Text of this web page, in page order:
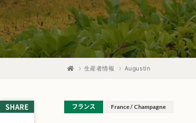
生産者情報 Augustin
SHARE フランス France / Champagne